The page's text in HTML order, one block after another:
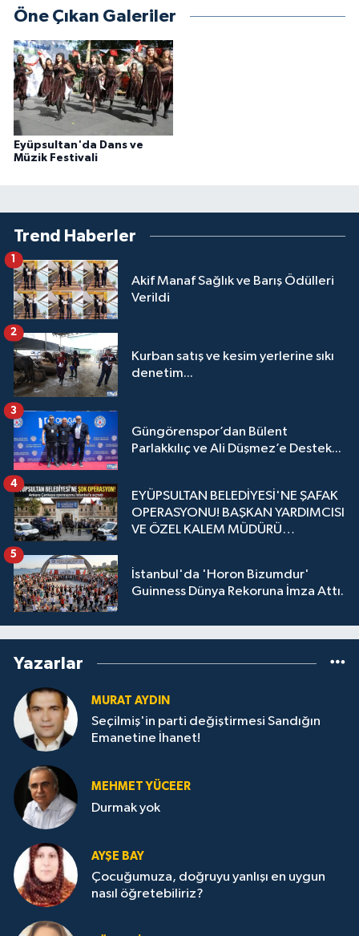
Öne Çıkan Galeriler
Eyüpsultan'da Dans ve
Müzik Festivali
Trend Haberler
Akif Manaf Sağlık ve Barış Ödülleri
Verildi
1
Kurban satış ve kesim yerlerine sıkı
denetim...
2
Güngörenspor’dan Bülent
Parlakkılıç ve Ali Düşmez’e Destek...
3
EYÜPSULTAN BELEDİYESİ'NE ŞAFAK
OPERASYONU! BAŞKAN YARDIMCISI
VE ÖZEL KALEM MÜDÜRÜ
4
İstanbul'da 'Horon Bizumdur'
Guinness Dünya Rekoruna İmza Attı.
5
Yazarlar
MURAT AYDIN
Seçilmiş'in parti değiştirmesi Sandığın
Emanetine İhanet!
MEHMET YÜCEER
Durmak yok
AYŞE BAY
Çocuğumuza, doğruyu yanlışı en uygun
nasıl öğretebiliriz?